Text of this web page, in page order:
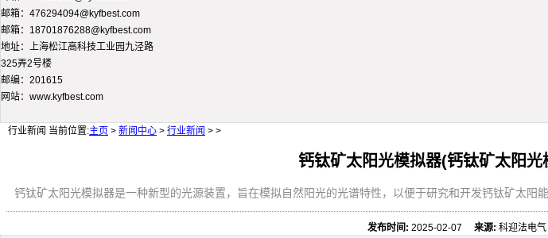
邮箱：476294094@kyfbest.com
邮箱：18701876288@kyfbest.com
地址：上海松江高科技工业园九泾路
325弄2号楼
邮编：201615
网站：www.kyfbest.com
行业新闻 当前位置:主页 > 新闻中心 > 行业新闻 > >
钙钛矿太阳光模拟器(钙钛矿太阳
钙钛矿太阳光模拟器是一种新型的光源装置，旨在模拟自然阳光的光谱特性，以便于研究和开发钙钛矿太
发布时间: 2025-02-07来源: 科迎法